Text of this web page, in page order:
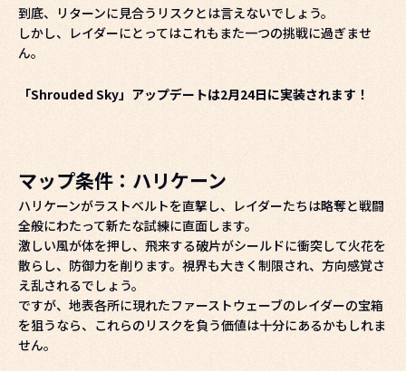
到底、リターンに見合うリスクとは言えないでしょう。
しかし、レイダーにとってはこれもまた一つの挑戦に過ぎませ
ん。
「Shrouded Sky」アップデートは2月24日に実装されます！
マップ条件：ハリケーン
ハリケーンがラストベルトを直撃し、レイダーたちは略奪と戦闘
全般にわたって新たな試練に直面します。
激しい風が体を押し、飛来する破片がシールドに衝突して火花を
散らし、防御力を削ります。視界も大きく制限され、方向感覚さ
え乱されるでしょう。
ですが、地表各所に現れたファーストウェーブのレイダーの宝箱
を狙うなら、これらのリスクを負う価値は十分にあるかもしれま
せん。